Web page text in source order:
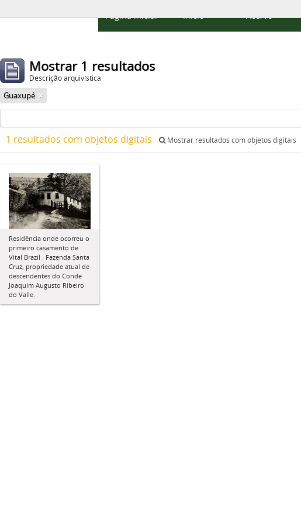
Página inicial Início Acervo
Mostrar 1 resultados
Descrição arquivística
Guaxupé
1 resultados com objetos digitais Mostrar resultados com objetos digitais
Residência onde ocorreu o
primeiro casamento de
Vital Brazil . Fazenda Santa
Cruz, propriedade atual de
descendentes do Conde
Joaquim Augusto Ribeiro
do Valle.